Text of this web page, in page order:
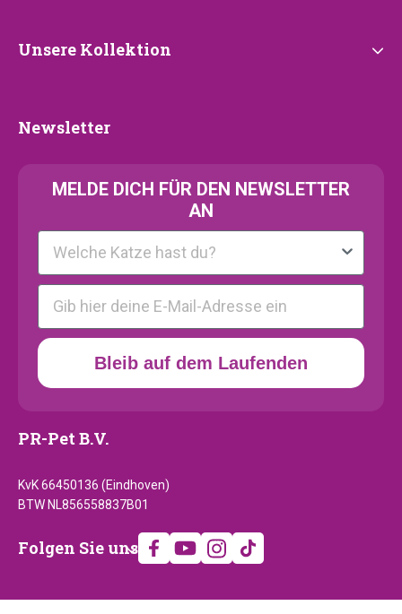
Unsere
Unsere Kollektion
Newsletter
Newsletter
MELDE DICH FÜR DEN NEWSLETTER
AN
Kattenras
E-mail
Bleib auf dem Laufenden
PR-Pet B.V.
KvK 66450136 (Eindhoven)
BTW NL856558837B01
Folgen
uns
Folgen Sie uns